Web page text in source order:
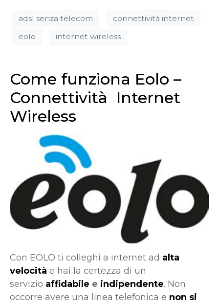
adsl senza telecom
connettività internet
eolo
internet wireless
Come funziona Eolo –
Connettività Internet
Wireless
Con EOLO ti colleghi a internet ad alta
velocità e hai la certezza di un
servizio affidabile e indipendente. Non
occorre avere una linea telefonica e non si